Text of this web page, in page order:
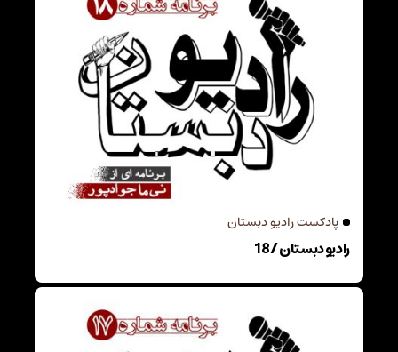
پادکست رادیو دبستان
رادیو دبستان / 18